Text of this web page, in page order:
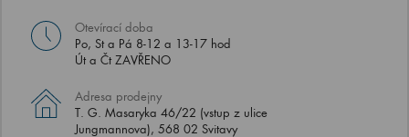
Otevírací doba
Po, St a Pá 8-12 a 13-17 hod
Út a Čt ZAVŘENO
Adresa prodejny
T. G. Masaryka 46/22 (vstup z ulice
Jungmannova), 568 02 Svitavy